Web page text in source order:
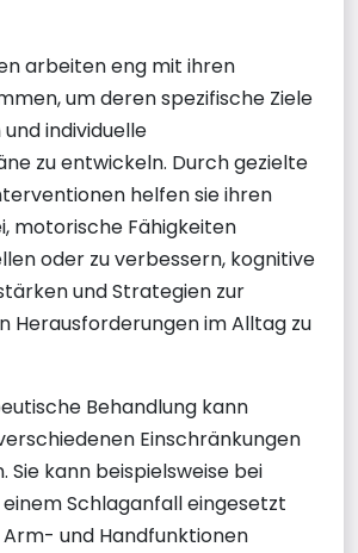
arbeiten eng mit ihren
um deren spezifische Ziele
individuelle
zu entwickeln. Durch gezielte
helfen sie ihren
motorische Fähigkeiten
oder zu verbessern, kognitive
und Strategien zur
Herausforderungen im Alltag zu
Behandlung kann
Einschränkungen
Sie kann beispielsweise bei
Schlaganfall eingesetzt
und Handfunktionen